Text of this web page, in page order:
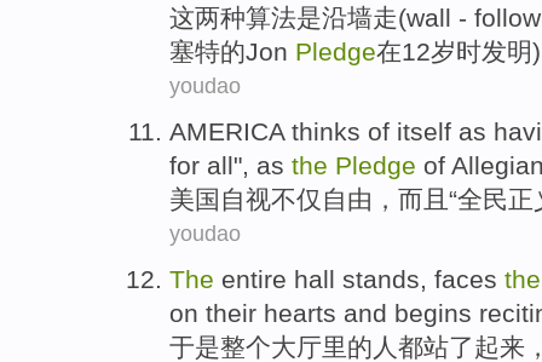
这两种算法是沿墙走(wall -
塞特的Jon Pledge在12岁时发明
youdao
AMERICA thinks of itself as
for all", as the Pledge of
美国 自视不仅 自由 ， 而且 “全民正
youdao
The entire hall stands, faces the
on their hearts and begins
于是整个大厅里的 人都站了起来